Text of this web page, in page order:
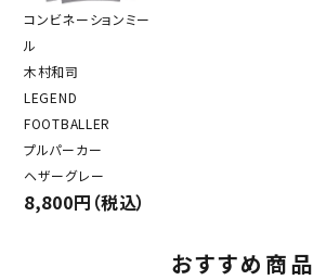
コンビネーションミー
ル
木村和司
LEGEND
FOOTBALLER
プルパーカー
ヘザーグレー
8,800円（税込）
おすすめ商品